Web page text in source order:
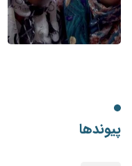
پیوندها